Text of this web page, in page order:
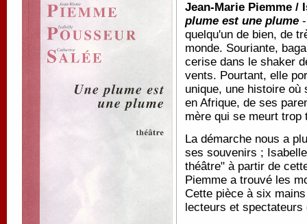
Jean-Marie Piemme /
plume est une plume
quelqu'un de bien, de
monde. Souriante,
cerise dans le shaker
vents. Pourtant, elle
unique, une histoire
en Afrique, de ses
mère qui se meurt
La démarche nous a
ses souvenirs ;
théâtre" à partir de
Piemme a trouvé les
Cette pièce à six
lecteurs et